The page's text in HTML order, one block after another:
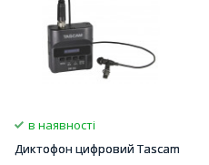
в наявності
Диктофон цифровий Tascam